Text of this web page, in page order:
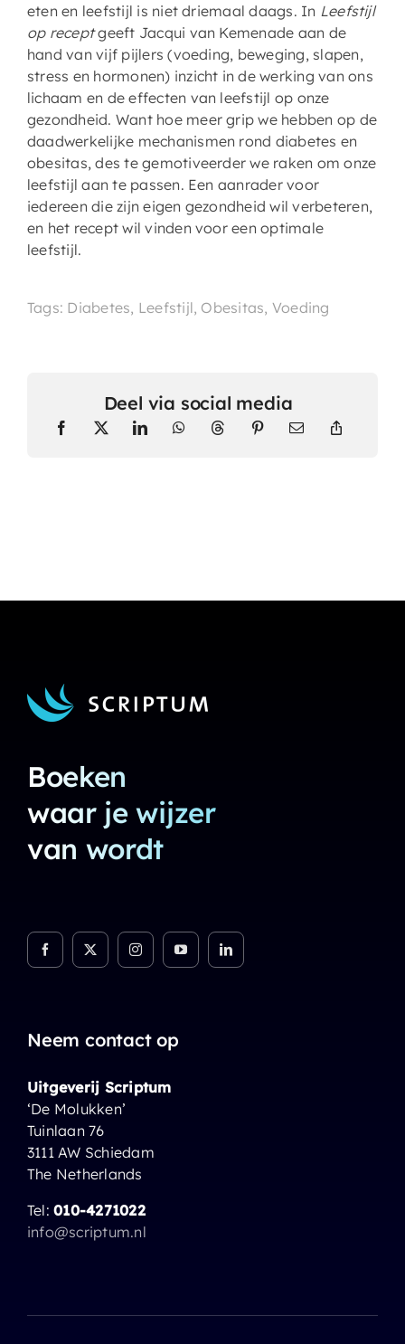
eten en leefstijl is niet driemaal daags. In Leefstijl
op receptgeeft Jacqui van Kemenade aan de
hand van vijf pijlers (voeding, beweging, slapen,
stress en hormonen) inzicht in de werking van ons
lichaam en de effecten van leefstijl op onze
gezondheid. Want hoe meer grip we hebben op de
daadwerkelijke mechanismen rond diabetes en
obesitas, des te gemotiveerder we raken om onze
leefstijl aan te passen. Een aanrader voor
iedereen die zijn eigen gezondheid wil verbeteren,
en het recept wil vinden voor een optimale
leefstijl.
Tags: Diabetes, Leefstijl, Obesitas, Voeding
Deel via social media
Boeken
waar je wijzer
van wordt
Neem contact op
Uitgeverij Scriptum
‘De Molukken’
Tuinlaan 76
3111 AW Schiedam
The Netherlands
Tel:010-4271022
info@scriptum.nl